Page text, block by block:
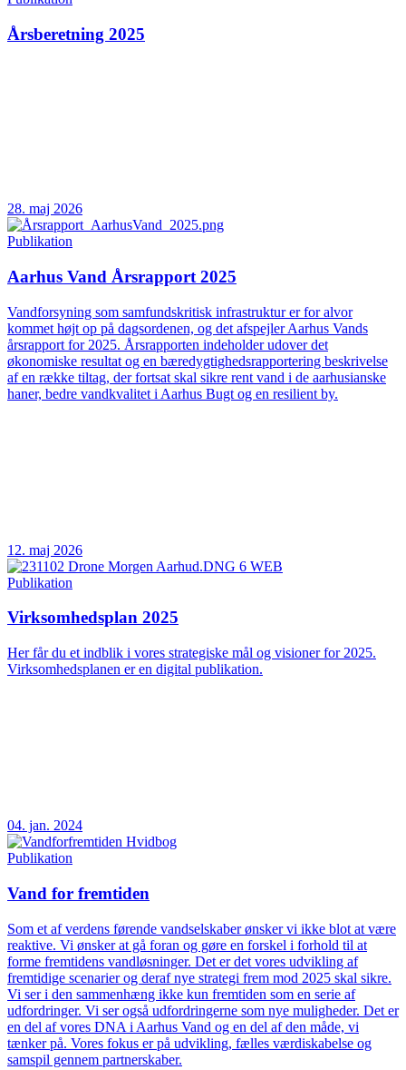
Årsberetning 2025
28. maj 2026
Publikation
Aarhus Vand Årsrapport 2025
Vandforsyning som samfundskritisk infrastruktur er for alvor
kommet højt op på dagsordenen, og det afspejler Aarhus Vands
årsrapport for 2025. Årsrapporten indeholder udover det
økonomiske resultat og en bæredygtighedsrapportering beskrivelse
af en række tiltag, der fortsat skal sikre rent vand i de aarhusianske
haner, bedre vandkvalitet i Aarhus Bugt og en resilient by.
12. maj 2026
Publikation
Virksomhedsplan 2025
Her får du et indblik i vores strategiske mål og visioner for 2025.
Virksomhedsplanen er en digital publikation.
04. jan. 2024
Publikation
Vand for fremtiden
Som et af verdens førende vandselskaber ønsker vi ikke blot at være
reaktive. Vi ønsker at gå foran og gøre en forskel i forhold til at
forme fremtidens vandløsninger. Det er det vores udvikling af
fremtidige scenarier og deraf nye strategi frem mod 2025 skal sikre.
Vi ser i den sammenhæng ikke kun fremtiden som en serie af
udfordringer. Vi ser også udfordringerne som nye muligheder. Det er
en del af vores DNA i Aarhus Vand og en del af den måde, vi
tænker på. Vores fokus er på udvikling, fælles værdiskabelse og
samspil gennem partnerskaber.